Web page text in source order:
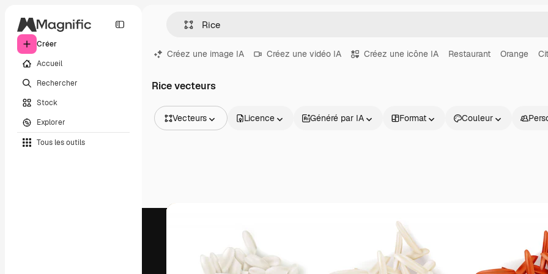
Créer
Accueil
Rechercher
Stock
Explorer
Tous les outils
Créez une image IA Créez une vidéo IA Créez une icône IA Restaurant Orange
Rice vecteurs
Vecteurs
Vidéos
Licence Généré par IA Format Couleur
Produits Commencer